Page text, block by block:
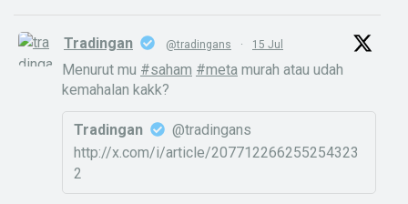
Tradingan @tradingans · 15 Jul
Menurut mu #saham #meta murah atau udah
kemahalan kakk?
Tradingan
@tradingans
http://x.com/i/article/207712266255254323
2